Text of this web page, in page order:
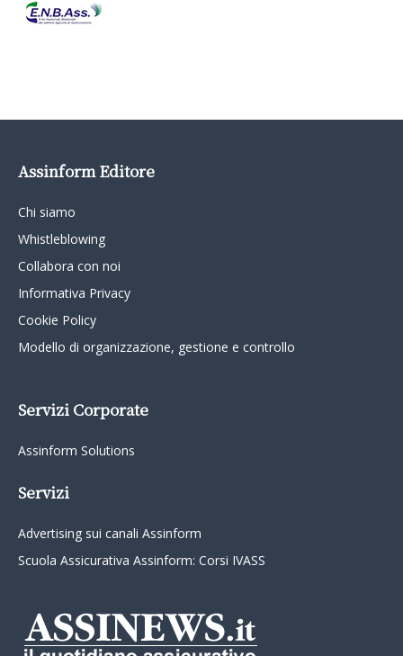
Assinform Editore
Chi siamo
Whistleblowing
Collabora con noi
Informativa Privacy
Cookie Policy
Modello di organizzazione, gestione e controllo
Servizi Corporate
Assinform Solutions
Servizi
Advertising sui canali Assinform
Scuola Assicurativa Assinform: Corsi IVASS